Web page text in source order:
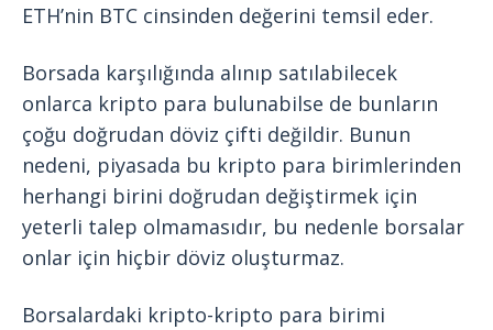
ETH’nin BTC cinsinden değerini temsil eder.
Borsada karşılığında alınıp satılabilecek
onlarca kripto para bulunabilse de bunların
çoğu doğrudan döviz çifti değildir. Bunun
nedeni, piyasada bu kripto para birimlerinden
herhangi birini doğrudan değiştirmek için
yeterli talep olmamasıdır, bu nedenle borsalar
onlar için hiçbir döviz oluşturmaz.
Borsalardaki kripto-kripto para birimi